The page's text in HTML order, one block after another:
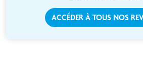
ACCÉDER À TOUS NOS